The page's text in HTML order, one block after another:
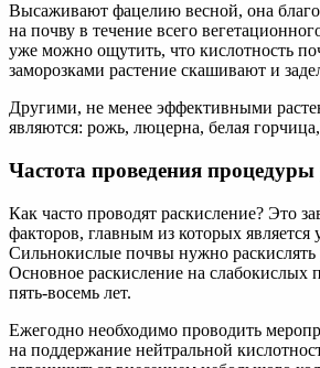
Высаживают фацелию весной, она
на почву в течение всего
уже можно ощутить, что кислотность
заморозками растение скашивают и
Другими, не менее эффективными
являются: рожь, люцерна, белая
Частота проведения процедуры
Как часто проводят раскисление? Это
факторов, главным из которых является
Сильнокислые почвы нужно раскислять
Основное раскисление на слабокислых
пять-восемь лет.
Ежегодно необходимо проводить
на поддержание нейтральной